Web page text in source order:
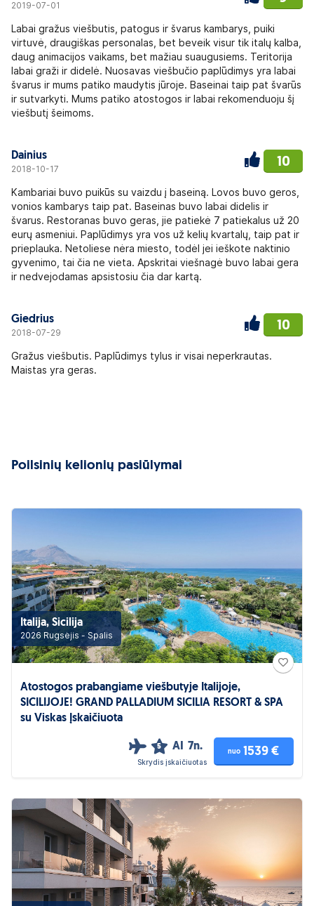
2019-07-01
Labai gražus viešbutis, patogus ir švarus kambarys, puiki
virtuvė, draugiškas personalas, bet beveik visur tik italų kalba,
daug animacijos vaikams, bet mažiau suaugusiems. Teritorija
labai graži ir didelė. Nuosavas viešbučio paplūdimys yra labai
švarus ir mums patiko maudytis jūroje. Baseinai taip pat švarūs
ir sutvarkyti. Mums patiko atostogos ir labai rekomenduoju šį
viešbutį šeimoms.
Dainius
2018-10-17 10
Kambariai buvo puikūs su vaizdu į baseiną. Lovos buvo geros,
vonios kambarys taip pat. Baseinas buvo labai didelis ir
švarus. Restoranas buvo geras, jie patiekė 7 patiekalus už 20
eurų asmeniui. Paplūdimys yra vos už kelių kvartalų, taip pat ir
prieplauka. Netoliese nėra miesto, todėl jei ieškote naktinio
gyvenimo, tai čia ne vieta. Apskritai viešnagė buvo labai gera
ir nedvejodamas apsistosiu čia dar kartą.
Giedrius
2018-07-29 10
Gražus viešbutis. Paplūdimys tylus ir visai neperkrautas.
Maistas yra geras.
Poilsinių kelionių pasiūlymai
Italija, Sicilija
2026 Rugsėjis - Spalis
Atostogos prabangiame viešbutyje Italijoje,
SICILIJOJE! GRAND PALLADIUM SICILIA RESORT & SPA
su Viskas Įskaičiuota
5 AI 7n.
Skrydis įskaičiuotas
nuo 1539 €